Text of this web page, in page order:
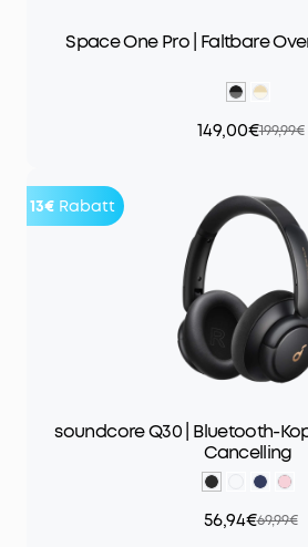
Space One Pro | Faltbare
149,00€199,99€
13€ Rabatt
soundcore Q30 | Bluetooth-
Cancelling
56,94€69,99€